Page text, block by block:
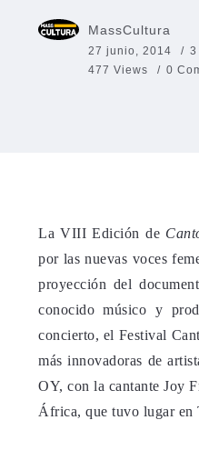
MassCultura
27 junio, 2014
3
477 Views
0
La VIII Edición de
por las nuevas voces
proyección del
conocido músico y
concierto, el Festival
más innovadoras de
OY, con la cantante Joy
África, que tuvo lugar en